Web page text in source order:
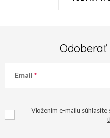
Email
Vložením e-mailu súhlasíte